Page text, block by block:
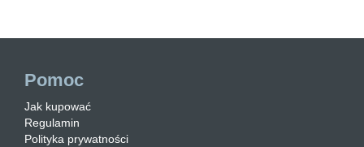
Pomoc
Jak kupować
Regulamin
Polityka prywatności